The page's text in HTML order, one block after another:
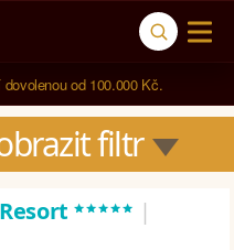
od 100.000 Kč.
filtr
***** |